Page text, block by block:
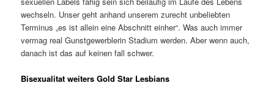
wechseln. Unser geht anhand unserem zurecht unbeliebten
Terminus „es ist allein eine Abschnitt einher“. Was auch immer
vermag real Gunstgewerblerin Stadium werden. Aber wenn auch,
danach ist das auf keinen fall schwer.
Bisexualitat weiters Gold Star Lesbians